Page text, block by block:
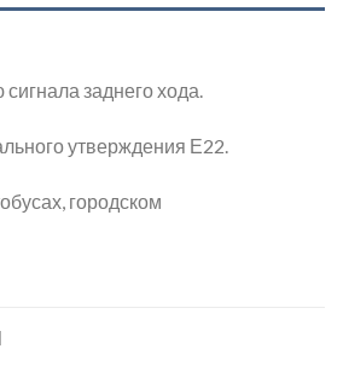
заднего хода.
утверждения Е22.
городском